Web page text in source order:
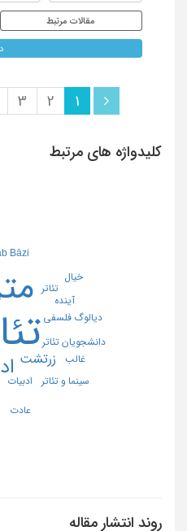
مقالات مرتبط
1
2
3
کلیدواژه های مرتبط
زرتشت
Bāzi
ادبیات
تئاتر
دانشجویان تئاتر
دیالوگ فلسفی
آینده
خیال
سینما و تئاتر
عادت
غالب
روند انتشار مقاله